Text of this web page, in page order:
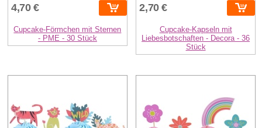
4,70 €
Cupcake-Förmchen mit Sternen
- PME - 30 Stück
2,70 €
Cupcake-Kapseln mit
Liebesbotschaften - Decora - 36
Stück